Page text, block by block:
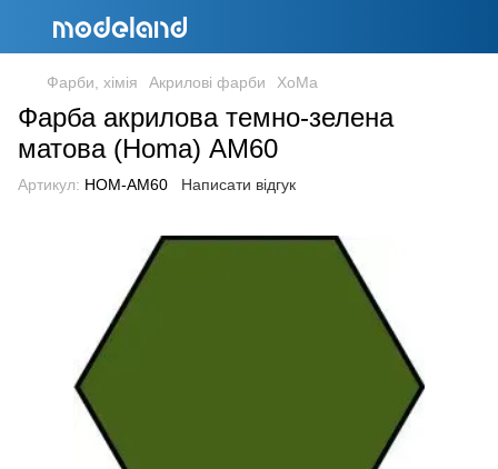
Фарби, хімія Акрилові фарби ХоМа
Фарба акрилова темно-зелена
матова (Homa) АМ60
Артикул: HOM-AM60 Написати відгук